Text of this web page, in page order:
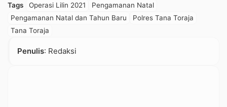
Tags Operasi Lilin 2021
Pengamanan Natal
Pengamanan Natal dan Tahun Baru
Polres Tana Toraja
Tana Toraja
Penulis: Redaksi